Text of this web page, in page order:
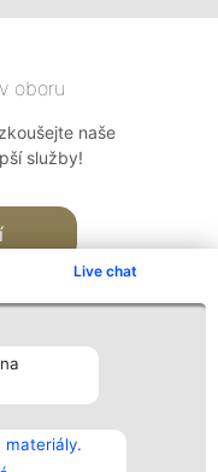
Live chat
materiály.
oboru
naše
služby!
Kontakt